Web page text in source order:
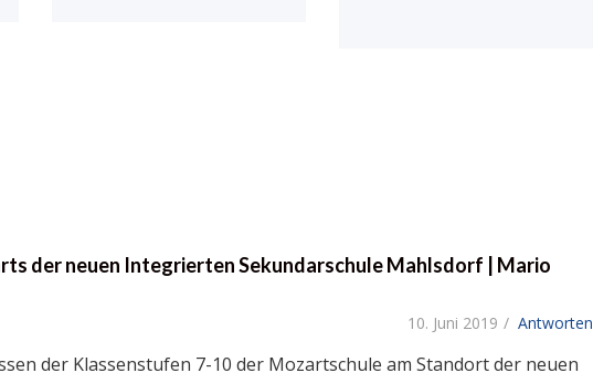
der neuen Integrierten Sekundarschule Mahlsdorf | Mario
10. Juni 2019 Antworten
der Klassenstufen 7-10 der Mozartschule am Standort der neuen